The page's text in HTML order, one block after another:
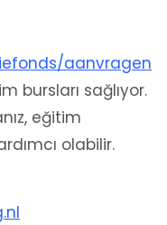
aanvragen
bursları sağlıyor.
eğitim
olabilir.